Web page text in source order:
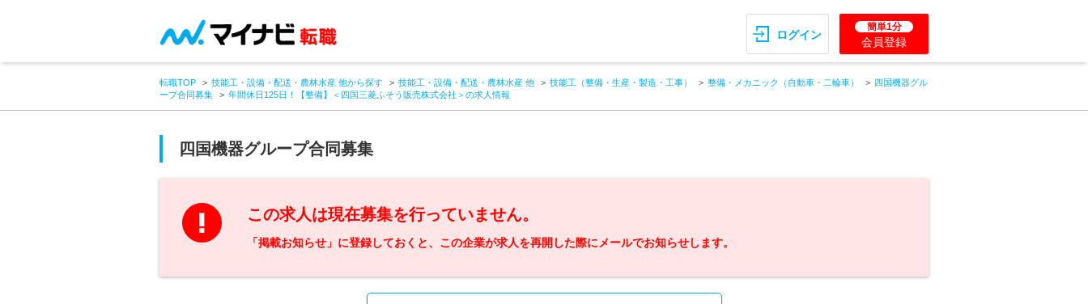
ログイン
簡単1分
会員登録
転職TOP 技能工・設備・配送・農林水産 他から探す 技能工・設備・配送・農林水産 他 技能工（整備・生産・製造・工事） 整備・メカニック（自動車・二輪車）
四国機器グル
ープ合同募集
年間休日125日！【整備】＜四国三菱ふそう販売株式会社＞の求人情報
四国機器グループ合同募集
この求人は現在募集を行っていません。
「掲載お知らせ」に登録しておくと、この企業が求人を再開した際にメールでお知らせします。